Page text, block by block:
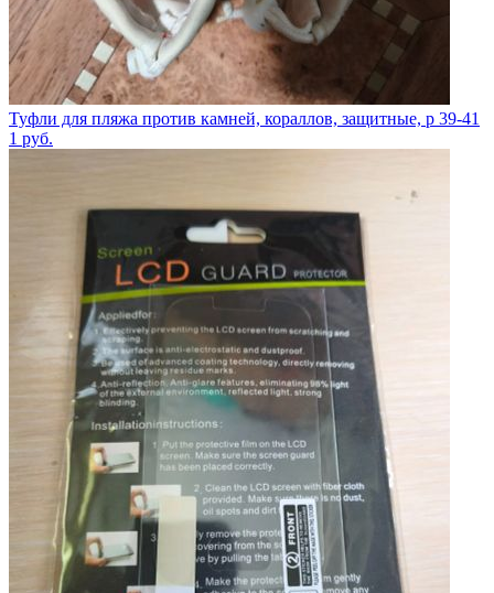
Туфли для пляжа против камней, кораллов, защитные, р 39-41
1 руб.